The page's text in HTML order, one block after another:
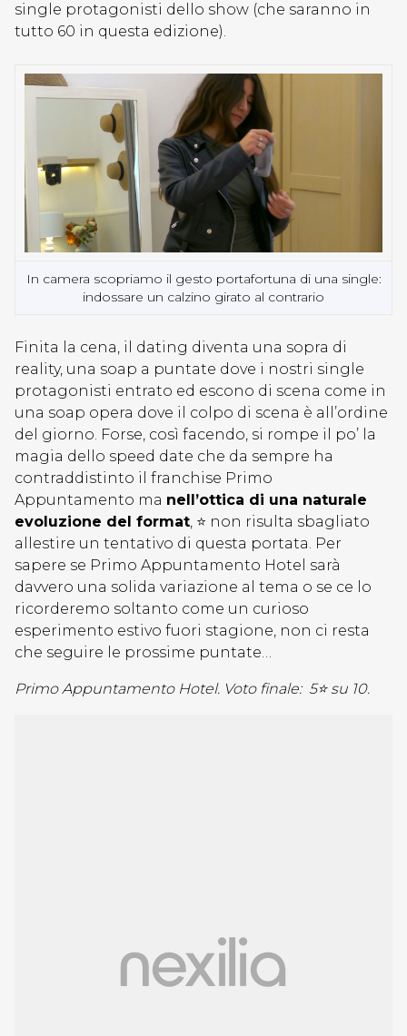
single protagonisti dello show (che saranno in
tutto 60 in questa edizione).
In camera scopriamo il gesto portafortuna di una single:
indossare un calzino girato al contrario
Finita la cena, il dating diventa una sopra di
reality, una soap a puntate dove i nostri single
protagonisti entrato ed escono di scena come in
una soap opera dove il colpo di scena è all’ordine
del giorno. Forse, così facendo, si rompe il po’ la
magia dello speed date che da sempre ha
contraddistinto il franchise Primo
Appuntamento ma nell’ottica di una naturale
evoluzione del format, ⭐ non risulta sbagliato
allestire un tentativo di questa portata. Per
sapere se Primo Appuntamento Hotel sarà
davvero una solida variazione al tema o se ce lo
ricorderemo soltanto come un curioso
esperimento estivo fuori stagione, non ci resta
che seguire le prossime puntate…
Primo Appuntamento Hotel. Voto finale: 5⭐ su 10.